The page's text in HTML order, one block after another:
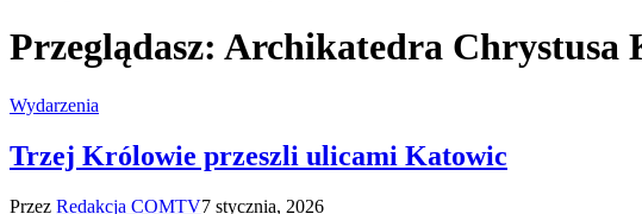
Przeglądasz: Archikatedra Chrystusa
Wydarzenia
Trzej Królowie przeszli ulicami Katowic
Przez Redakcja COMTV7 stycznia, 2026